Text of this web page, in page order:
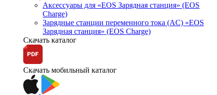
Аксессуары для «EOS Зарядная станция» (EOS
Charge)
Зарядные станции переменного тока (AC) «EOS
Зарядная станция» (EOS Charge)
Скачать каталог
Скачать мобильный каталог